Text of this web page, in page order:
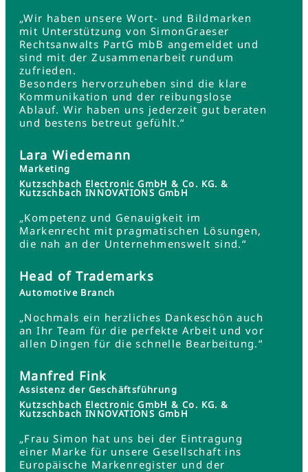
„Wir haben unsere Wort- und Bildmarken
mit Unterstützung von SimonGraeser
Rechtsanwalts PartG mbB angemeldet und
sind mit der Zusammenarbeit rundum
zufrieden.
Besonders hervorzuheben sind die klare
Kommunikation und der reibungslose
Ablauf. Wir haben uns jederzeit gut beraten
und bestens betreut gefühlt.“
Lara Wiedemann
Marketing
Kutzschbach Electronic GmbH & Co. KG. &
Kutzschbach INNOVATIONS GmbH
„Kompetenz und Genauigkeit im
Markenrecht mit pragmatischen Lösungen,
die nah an der Unternehmenswelt sind.“
Head of Trademarks
Automotive Branch
„Nochmals ein herzliches Dankeschön auch
an Ihr Team für die perfekte Arbeit und vor
allen Dingen für die schnelle Bearbeitung.“
Manfred Fink
Assistenz der Geschäftsführung
Kutzschbach Electronic GmbH & Co. KG. &
Kutzschbach INNOVATIONS GmbH
„Frau Simon hat uns bei der Eintragung
einer Marke für unsere Gesellschaft ins
Europäische Markenregister und der